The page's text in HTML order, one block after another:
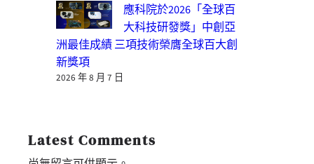
應科院於2026「全球百
大科技研發獎」中創亞
洲最佳成績 三項技術榮膺全球百大創
新獎項
2026 年 8 月 7 日
Latest Comments